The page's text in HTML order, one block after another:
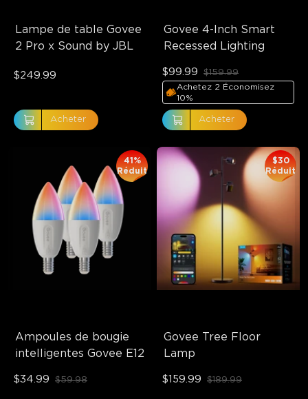
Lampe de table Govee
2 Pro x Sound by JBL
$249.99
Acheter
Govee 4-Inch Smart
Recessed Lighting
$99.99 $159.99
Achetez 2 Économisez
10%
Acheter
Ampoules de bougie
intelligentes Govee E12
41%
Réduit
$34.99 $59.98
Govee Tree Floor
Lamp
$30
Réduit
$159.99 $189.99
close